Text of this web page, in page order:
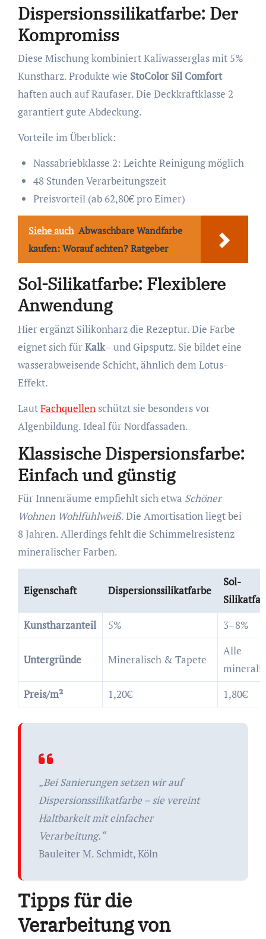
Dispersionssilikatfarbe: Der
Kompromiss
Diese Mischung kombiniert Kaliwasserglas mit 5%
Kunstharz. Produkte wie StoColor Sil Comfort
haften auch auf Raufaser. Die Deckkraftklasse 2
garantiert gute Abdeckung.
Vorteile im Überblick:
Nassabriebklasse 2: Leichte Reinigung möglich
48 Stunden Verarbeitungszeit
Preisvorteil (ab 62,80€ pro Eimer)
Siehe auch Abwaschbare Wandfarbe
kaufen: Worauf achten? Ratgeber
Sol-Silikatfarbe: Flexiblere
Anwendung
Hier ergänzt Silikonharz die Rezeptur. Die Farbe
eignet sich fürKalk– und Gipsputz. Sie bildet eine
wasserabweisende Schicht, ähnlich dem Lotus-
Effekt.
LautFachquellenschützt sie besonders vor
Algenbildung. Ideal für Nordfassaden.
Klassische Dispersionsfarbe:
Einfach und günstig
Für Innenräume empfiehlt sich etwa Schöner
Wohnen Wohlfühlweiß. Die Amortisation liegt bei
8 Jahren. Allerdings fehlt die Schimmelresistenz
mineralischer Farben.
Eigenschaft Dispersionssilikatfarbe
Sol-
Kunstharzanteil
5% 3–8%
Untergründe Mineralisch & Tapete
Alle
Preis/m²
1,20€ 1,80€
„Bei Sanierungen setzen wir auf
Dispersionssilikatfarbe – sie vereint
Haltbarkeit mit einfacher
Verarbeitung.“
Bauleiter M. Schmidt, Köln
Tipps für die
Verarbeitung von